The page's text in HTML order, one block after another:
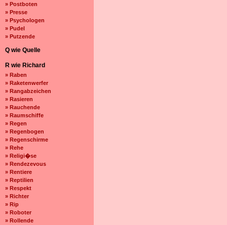
» Postboten
» Presse
» Psychologen
» Pudel
» Putzende
Q wie Quelle
R wie Richard
» Raben
» Raketenwerfer
» Rangabzeichen
» Rasieren
» Rauchende
» Raumschiffe
» Regen
» Regenbogen
» Regenschirme
» Rehe
» Religi�se
» Rendezevous
» Rentiere
» Reptilien
» Respekt
» Richter
» Rip
» Roboter
» Rollende